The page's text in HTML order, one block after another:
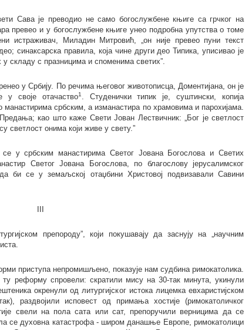
Сава је преводио не само богослужбене књиге са грчког на
превео и у богослужбене књиге унео подробна упутства о томе
истраживач, Миладин Митровић, „он није превео пуни текст
синаксарска правила, која чине други део Типика, уписивао је
складу с празницима и споменима светих”.
у Србију. По речима његовог животописца, Доментијана, он је
у своје отачаство1. Студенички типик је, суштински, копија
србским, а изманастира по храмовима и парохијама.
као што каже Свети Јован Лествичник: „Бог је светлост
светлост онима који живе у свету.”
у србским манастирима Светог Јована Богослова и Светих
Светог Јована Богослова, по благослову јерусалимског
би се у земаљској отаџбини Христовој подвизавали Савини
препороду”, који покушавају да заснују на „научним
приступа непромишљено, показује нам судбина римокатолика.
реформу спровели: скратили мису на 30-так минута, укинули
окренули од литургијског истока лицемка евхаристијском
раздвојили исповест од примања хостије (римокатоличког
свели на пола сата или сат, препоручили верницима да се
се духовна катастрофа - широм данашње Европе, римокатолици